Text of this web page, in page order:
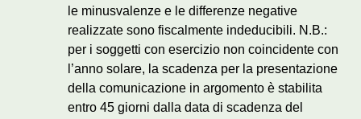
le minusvalenze e le differenze negative
realizzate sono fiscalmente indeducibili. N.B.:
per i soggetti con esercizio non coincidente con
l’anno solare, la scadenza per la presentazione
della comunicazione in argomento è stabilita
entro 45 giorni dalla data di scadenza del